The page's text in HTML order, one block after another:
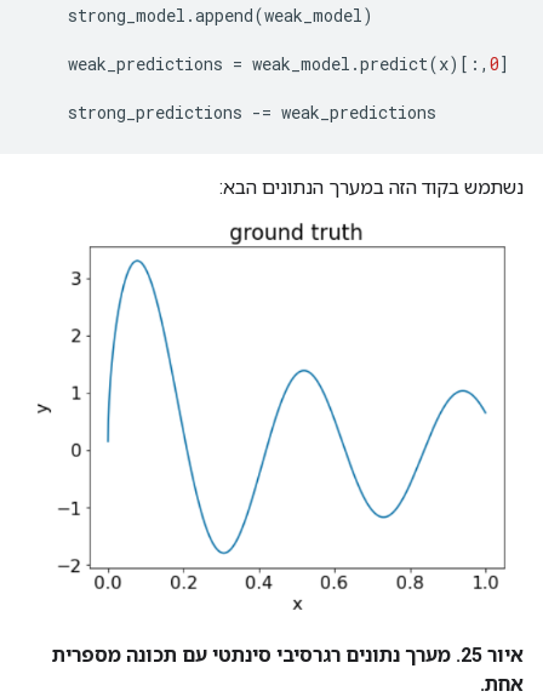
strong_model .append(weak_model)
weak_predictions = weak_model .predict(x)[:, 0]
strong_predictions -= weak_predictions
נשתמש בקוד הזה במערך הנתונים הבא:
איור 25. מערך נתונים רגרסיבי סינתטי עם תכונה מספרית
אחת.